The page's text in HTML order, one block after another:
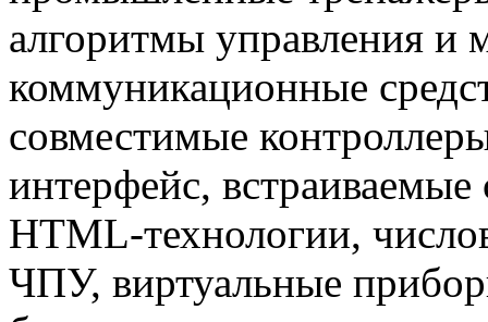
алгоритмы управления и
коммуникационные
совместимые
интерфейс,
HTML-технологии,
ЧПУ, виртуальные